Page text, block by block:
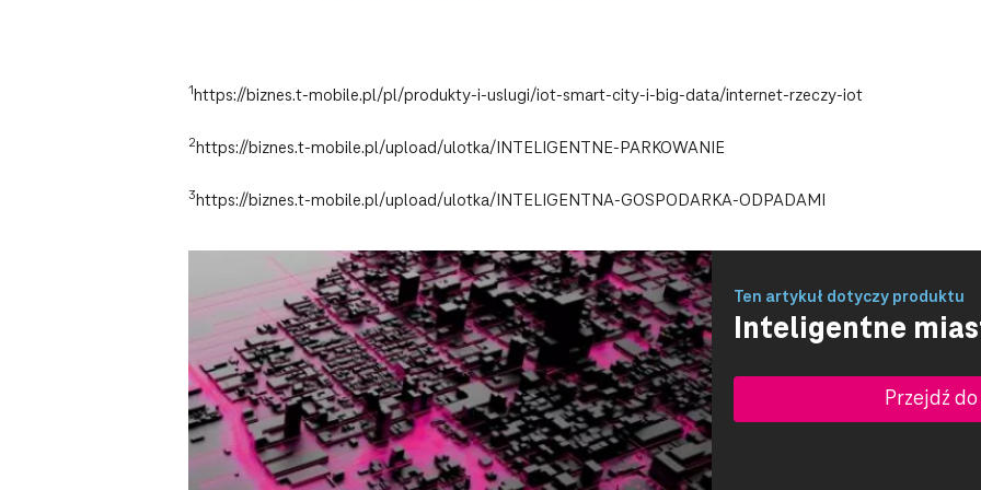
1 https://biznes.t-mobile.pl/pl/produkty-i-uslugi/iot-smart-city-i-big-data/internet-rzeczy-iot
2 https://biznes.t-mobile.pl/upload/ulotka/INTELIGENTNE-PARKOWANIE
3 https://biznes.t-mobile.pl/upload/ulotka/INTELIGENTNA-GOSPODARKA-ODPADAMI
Ten artykuł dotyczy produktu
Inteligentne
Przejdź